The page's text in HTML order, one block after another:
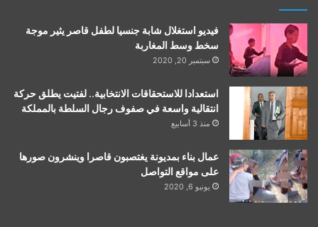
فيديو استغلال شابة جنسيا لطفل قاصر يثير موجة
سخط وسط المغاربة
سبتمبر 20, 2020
استعدادا للاستحقاقات الانتخابية.. لفتيت يطلق حركة
انتقالية واسعة في صفوف رجال السلطة بالمملكة
منذ 3 أسابيع
عمال بناء بمديونة يغتصبون قاصرا وينشرون صورها
على مواقع التواصل
يونيو 6, 2020